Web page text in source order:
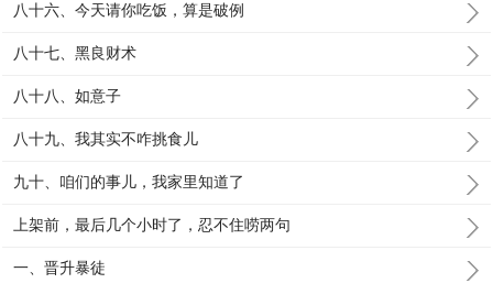
八十六、今天请你吃饭，算是破例
八十七、黑良财术
八十八、如意子
八十九、我其实不咋挑食儿
九十、咱们的事儿，我家里知道了
上架前，最后几个小时了，忍不住唠两句
一、晋升暴徒